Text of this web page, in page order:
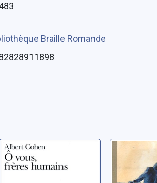
Braille Romande
Ô vous, frères
humains
Le
mots à
basse